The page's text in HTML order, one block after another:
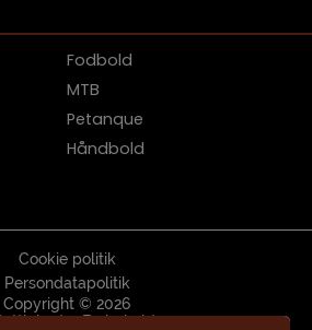
Fodbold
MTB
Petanque
Håndbold
Cookie politik
Persondatapolitik
Copyright © 2026
Forbeholdes